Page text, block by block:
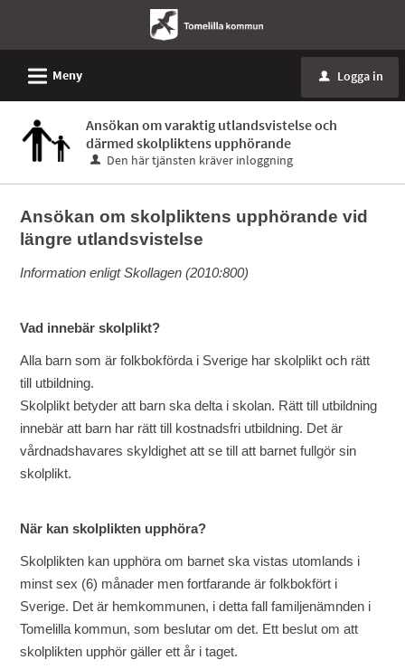
L Meny u Logga in
Ansökan om varaktig utlandsvistelse och
därmed skolpliktens upphörande
Den här tjänsten kräver inloggning
Ansökan om skolpliktens upphörande vid
längre utlandsvistelse
Information enligt Skollagen (2010:800)
Vad innebär skolplikt?
Alla barn som är folkbokförda i Sverige har skolplikt och rätt
till utbildning.
Skolplikt betyder att barn ska delta i skolan. Rätt till utbildning
innebär att barn har rätt till kostnadsfri utbildning. Det är
vårdnadshavares skyldighet att se till att barnet fullgör sin
skolplikt.
När kan skolplikten upphöra?
Skolplikten kan upphöra om barnet ska vistas utomlands i
minst sex (6) månader men fortfarande är folkbokfört i
Sverige. Det är hemkommunen, i detta fall familjenämnden i
Tomelilla kommun, som beslutar om det. Ett beslut om att
skolplikten upphör gäller ett år i taget.